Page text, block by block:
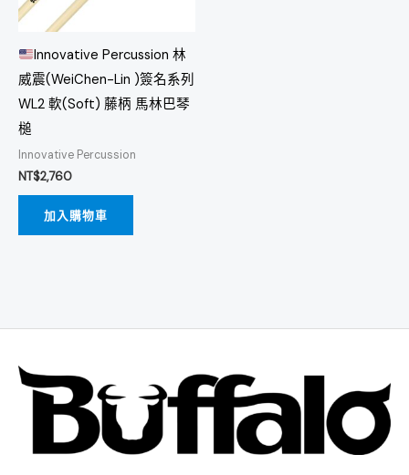
Innovative Percussion 林
威震(WeiChen-Lin )簽名系列
WL2 軟(Soft) 藤柄 馬林巴琴
槌
Innovative Percussion
NT$2,760
加入購物車